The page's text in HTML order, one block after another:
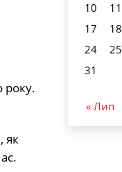
року.
як
10
11
17
18
24
25
31
« Лип